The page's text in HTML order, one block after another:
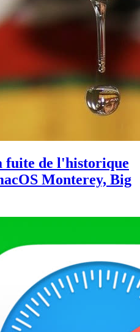
fuite de l'historique
Monterey, Big